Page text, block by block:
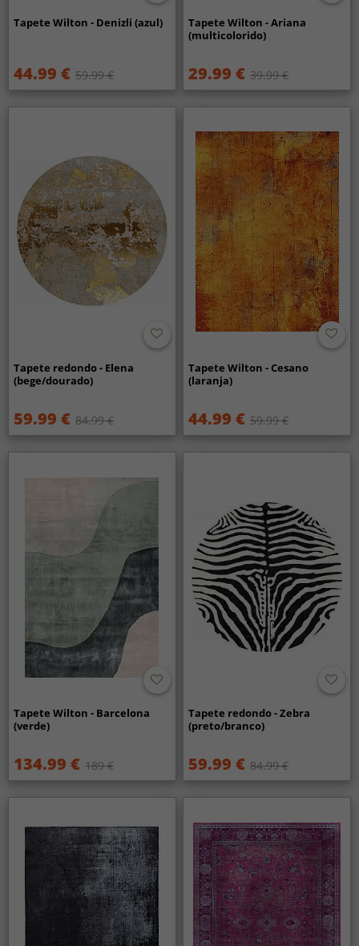
Tapete Wilton - Denizli (azul)
44.99 € 59.99 €
Tapete Wilton - Ariana
(multicolorido)
29.99 € 39.99 €
Tapete redondo - Elena
(bege/dourado)
59.99 € 84.99 €
Tapete Wilton - Cesano
(laranja)
44.99 € 59.99 €
Tapete Wilton - Barcelona
(verde)
134.99 € 189 €
Tapete redondo - Zebra
(preto/branco)
59.99 € 84.99 €